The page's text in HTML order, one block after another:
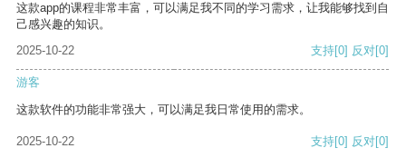
这款app的课程非常丰富，可以满足我不同的学习需求，让我能够找到自
己感兴趣的知识。
2025-10-22
支持[0] 反对[0]
游客
这款软件的功能非常强大，可以满足我日常使用的需求。
2025-10-22 支持[0] 反对[0]